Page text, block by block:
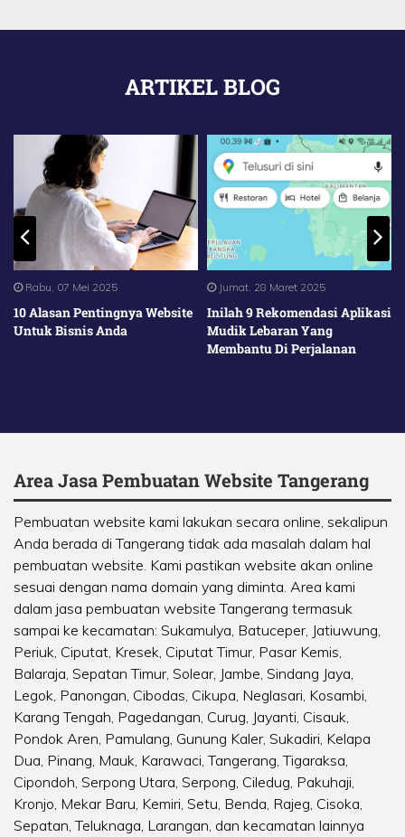
ARTIKEL BLOG
Rabu, 07 Mei 2025
10 Alasan Pentingnya Website
Untuk Bisnis Anda
Jumat, 28 Maret 2025
Inilah 9 Rekomendasi Aplikasi
Mudik Lebaran Yang
Membantu Di Perjalanan
Area Jasa Pembuatan Website Tangerang
Pembuatan website kami lakukan secara online, sekalipun
Anda berada di Tangerang tidak ada masalah dalam hal
pembuatan website. Kami pastikan website akan online
sesuai dengan nama domain yang diminta. Area kami
dalam jasa pembuatan website Tangerang termasuk
sampai ke kecamatan: Sukamulya, Batuceper, Jatiuwung,
Periuk, Ciputat, Kresek, Ciputat Timur, Pasar Kemis,
Balaraja, Sepatan Timur, Solear, Jambe, Sindang Jaya,
Legok, Panongan, Cibodas, Cikupa, Neglasari, Kosambi,
Karang Tengah, Pagedangan, Curug, Jayanti, Cisauk,
Pondok Aren, Pamulang, Gunung Kaler, Sukadiri, Kelapa
Dua, Pinang, Mauk, Karawaci,Tangerang,Tigaraksa,
Cipondoh, Serpong Utara, Serpong, Ciledug, Pakuhaji,
Kronjo, Mekar Baru, Kemiri, Setu, Benda, Rajeg, Cisoka,
Sepatan,Teluknaga, Larangan, dan kecamatan lainnya